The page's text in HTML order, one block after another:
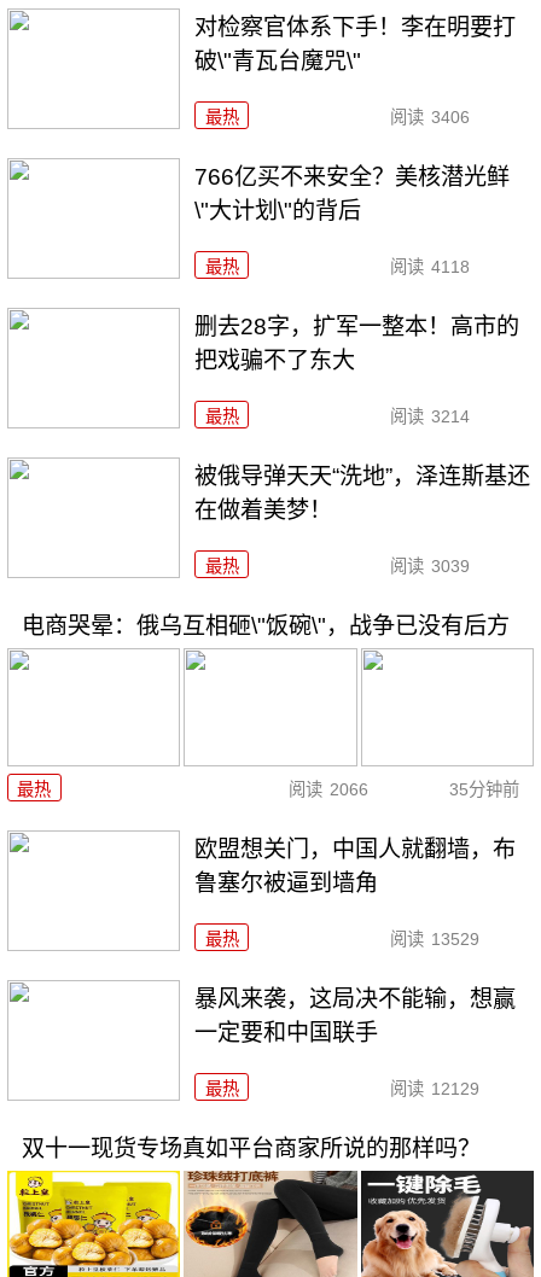
对检察官体系下手！李在明要打
破\"青瓦台魔咒\"
最热 阅读 3406
766亿买不来安全？美核潜光鲜
\"大计划\"的背后
最热 阅读 4118
删去28字，扩军一整本！高市的
把戏骗不了东大
最热 阅读 3214
被俄导弹天天“洗地”，泽连斯基还
在做着美梦！
最热 阅读 3039
电商哭晕：俄乌互相砸\"饭碗\"，战争已没有后方
最热 阅读 2066 35分钟前
欧盟想关门，中国人就翻墙，布
鲁塞尔被逼到墙角
最热 阅读 13529
暴风来袭，这局决不能输，想赢
一定要和中国联手
最热 阅读 12129
双十一现货专场真如平台商家所说的那样吗？